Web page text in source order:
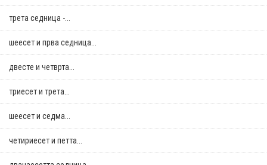
трета седница -...
шеесет и прва седница...
двестe и четврта...
триесет и трета...
шеесет и седма...
четириесет и петта...